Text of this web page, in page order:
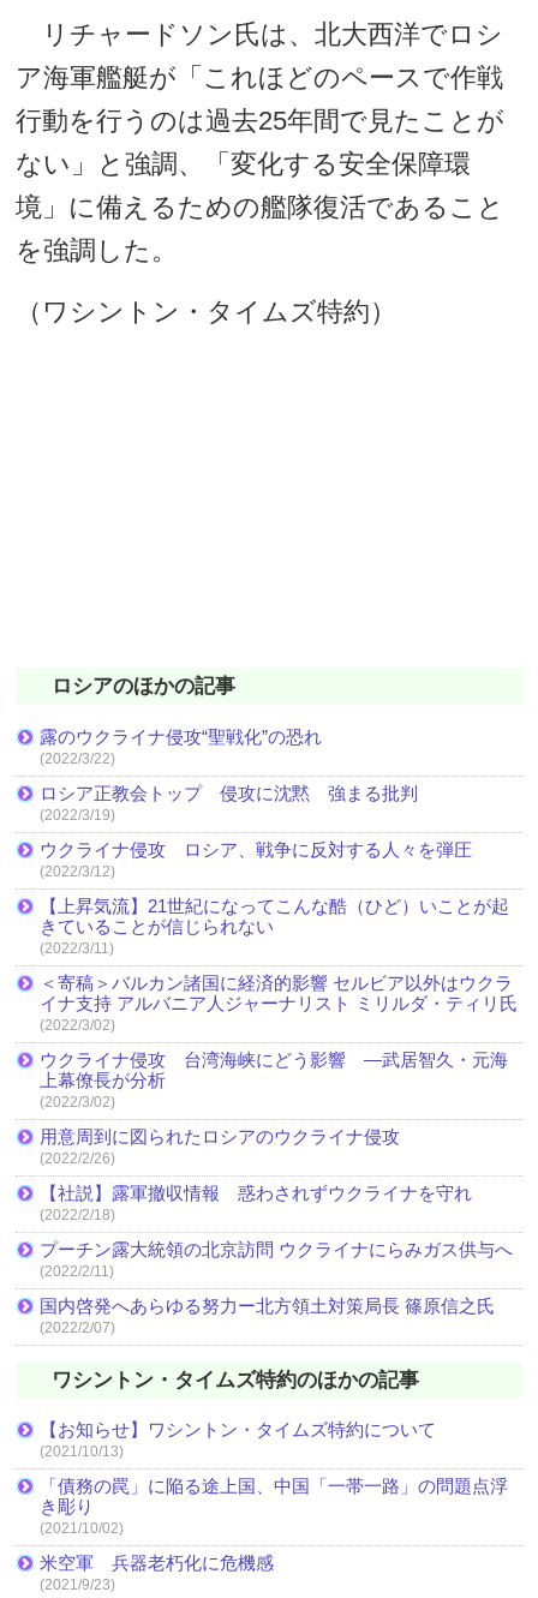
リチャードソン氏は、北大西洋でロシ
ア海軍艦艇が「これほどのペースで作戦
行動を行うのは過去25年間で見たことが
ない」と強調、「変化する安全保障環
境」に備えるための艦隊復活であること
を強調した。
（ワシントン・タイムズ特約）
ロシアのほかの記事
露のウクライナ侵攻“聖戦化”の恐れ
(2022/3/22)
ロシア正教会トップ 侵攻に沈黙 強まる批判
(2022/3/19)
ウクライナ侵攻 ロシア、戦争に反対する人々を弾圧
(2022/3/12)
【上昇気流】21世紀になってこんな酷（ひど）いことが起
きていることが信じられない
(2022/3/11)
＜寄稿＞バルカン諸国に経済的影響 セルビア以外はウクラ
イナ支持 アルバニア人ジャーナリスト ミリルダ・ティリ氏
(2022/3/02)
ウクライナ侵攻 台湾海峡にどう影響 ―武居智久・元海
上幕僚長が分析
(2022/3/02)
用意周到に図られたロシアのウクライナ侵攻
(2022/2/26)
【社説】露軍撤収情報 惑わされずウクライナを守れ
(2022/2/18)
プーチン露大統領の北京訪問 ウクライナにらみガス供与へ
(2022/2/11)
国内啓発へあらゆる努力ー北方領土対策局長 篠原信之氏
(2022/2/07)
ワシントン・タイムズ特約のほかの記事
【お知らせ】ワシントン・タイムズ特約について
(2021/10/13)
「債務の罠」に陥る途上国、中国「一帯一路」の問題点浮
き彫り
(2021/10/02)
米空軍 兵器老朽化に危機感
(2021/9/23)